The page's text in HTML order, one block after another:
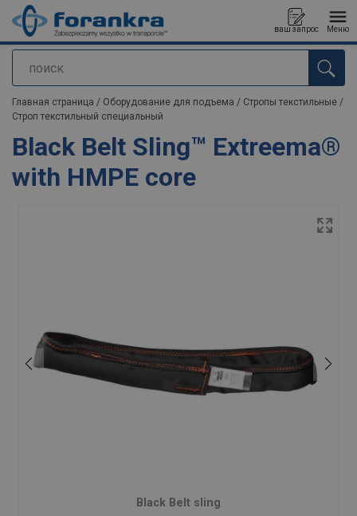
поиск
ваш запрос Меню
Продукт добавлен в ваш запрос
Главная страница / Оборудование для подъема / Стропы текстильные /
Строп текстильный специальный
Black Belt Sling™ Extreema®
with HMPE core
Black Belt sling